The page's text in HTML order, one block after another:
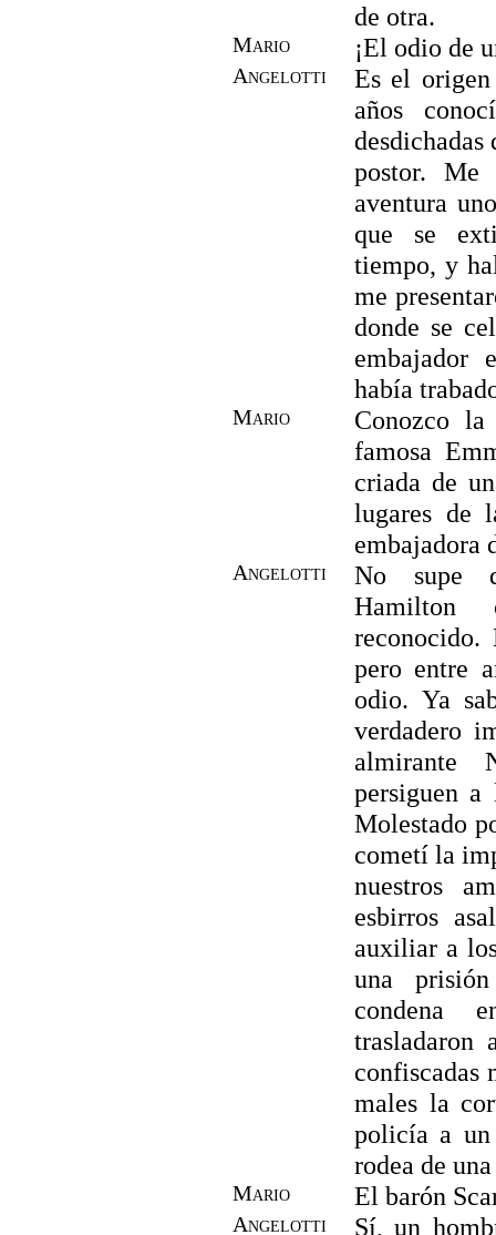
de otra.
Mario ¡El odio de
Angelotti
Es el
años
desdichadas
postor.
aventura
que se
tiempo, y
me
donde se
embajador
había
Mario
Conozco
famosa
criada de
lugares de
embajadora
Angelotti
No supe
Hamilton
reconocido.
pero entre
odio. Ya
verdadero
almirante
persiguen
Molestado
cometí la
nuestros
esbirros
auxiliar a
una
condena
trasladaron
confiscadas
males la
policía a un
rodea de
Mario El barón
Angelotti
Sí, un